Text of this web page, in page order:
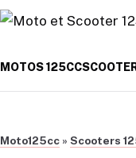
Aller au contenu
MOTOS 125CC
Moto125cc » Scooters